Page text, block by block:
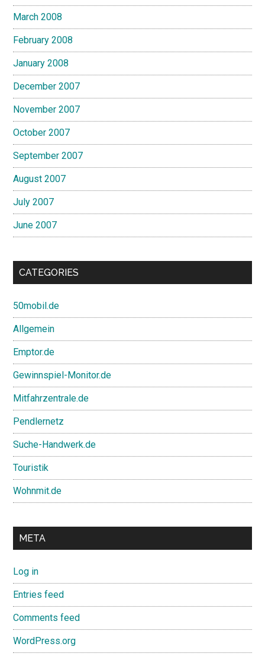
March 2008
February 2008
January 2008
December 2007
November 2007
October 2007
September 2007
August 2007
July 2007
June 2007
CATEGORIES
50mobil.de
Allgemein
Emptor.de
Gewinnspiel-Monitor.de
Mitfahrzentrale.de
Pendlernetz
Suche-Handwerk.de
Touristik
Wohnmit.de
META
Log in
Entries feed
Comments feed
WordPress.org